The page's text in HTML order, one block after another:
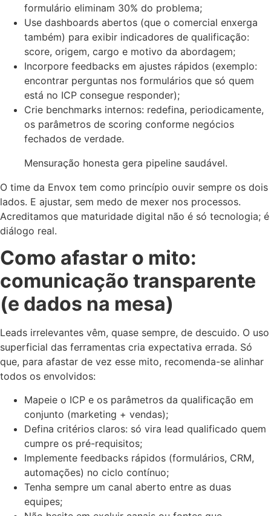
formulário eliminam 30% do problema;
Use dashboards abertos (que o comercial enxerga
também) para exibir indicadores de qualificação:
score, origem, cargo e motivo da abordagem;
Incorpore feedbacks em ajustes rápidos (exemplo:
encontrar perguntas nos formulários que só quem
está no ICP consegue responder);
Crie benchmarks internos: redefina, periodicamente,
os parâmetros de scoring conforme negócios
fechados de verdade.
Mensuração honesta gera pipeline saudável.
O time da Envox tem como princípio ouvir sempre os dois
lados. E ajustar, sem medo de mexer nos processos.
Acreditamos que maturidade digital não é só tecnologia; é
diálogo real.
Como afastar o mito:
comunicação transparente
(e dados na mesa)
Leads irrelevantes vêm, quase sempre, de descuido. O uso
superficial das ferramentas cria expectativa errada. Só
que, para afastar de vez esse mito, recomenda-se alinhar
todos os envolvidos:
Mapeie o ICP e os parâmetros da qualificação em
conjunto (marketing + vendas);
Defina critérios claros: só vira lead qualificado quem
cumpre os pré-requisitos;
Implemente feedbacks rápidos (formulários, CRM,
automações) no ciclo contínuo;
Tenha sempre um canal aberto entre as duas
equipes;